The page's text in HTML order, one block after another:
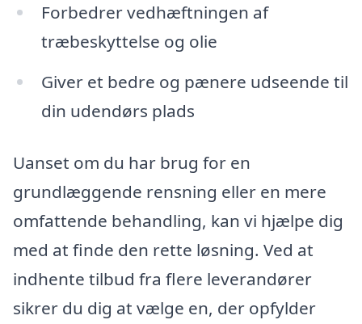
Forbedrer vedhæftningen af
træbeskyttelse og olie
Giver et bedre og pænere udseende til
din udendørs plads
Uanset om du har brug for en
grundlæggende rensning eller en mere
omfattende behandling, kan vi hjælpe dig
med at finde den rette løsning. Ved at
indhente tilbud fra flere leverandører
sikrer du dig at vælge en, der opfylder